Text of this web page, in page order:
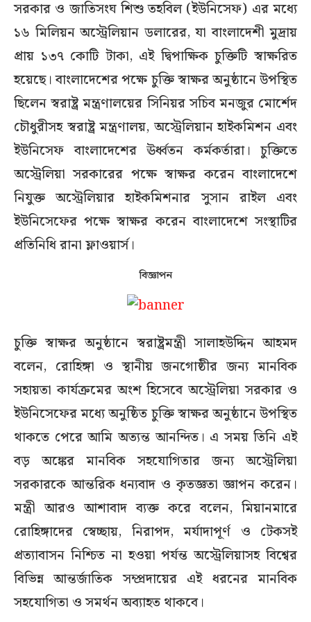
সরকার ও জাতিসংঘ শিশু তহবিল (ইউনিসেফ) এর মধ্যে
১৬ মিলিয়ন অস্ট্রেলিয়ান ডলারের, যা বাংলাদেশী মুদ্রায়
প্রায় ১৩৭ কোটি টাকা, এই দ্বিপাক্ষিক চুক্তিটি স্বাক্ষরিত
হয়েছে। বাংলাদেশের পক্ষে চুক্তি স্বাক্ষর অনুষ্ঠানে উপস্থিত
ছিলেন স্বরাষ্ট্র মন্ত্রণালয়ের সিনিয়র সচিব মনজুর মোর্শেদ
চৌধুরীসহ স্বরাষ্ট্র মন্ত্রণালয়, অস্ট্রেলিয়ান হাইকমিশন এবং
ইউনিসেফ বাংলাদেশের ঊর্ধ্বতন কর্মকর্তারা। চুক্তিতে
অস্ট্রেলিয়া সরকারের পক্ষে স্বাক্ষর করেন বাংলাদেশে
নিযুক্ত অস্ট্রেলিয়ার হাইকমিশনার সুসান রাইল এবং
ইউনিসেফের পক্ষে স্বাক্ষর করেন বাংলাদেশে সংস্থাটির
প্রতিনিধি রানা ফ্লাওয়ার্স।
বিজ্ঞাপন
চুক্তি স্বাক্ষর অনুষ্ঠানে স্বরাষ্ট্রমন্ত্রী সালাহউদ্দিন আহমদ
বলেন, রোহিঙ্গা ও স্থানীয় জনগোষ্ঠীর জন্য মানবিক
সহায়তা কার্যক্রমের অংশ হিসেবে অস্ট্রেলিয়া সরকার ও
ইউনিসেফের মধ্যে অনুষ্ঠিত চুক্তি স্বাক্ষর অনুষ্ঠানে উপস্থিত
থাকতে পেরে আমি অত্যন্ত আনন্দিত। এ সময় তিনি এই
বড় অঙ্কের মানবিক সহযোগিতার জন্য অস্ট্রেলিয়া
সরকারকে আন্তরিক ধন্যবাদ ও কৃতজ্ঞতা জ্ঞাপন করেন।
মন্ত্রী আরও আশাবাদ ব্যক্ত করে বলেন, মিয়ানমারে
রোহিঙ্গাদের স্বেচ্ছায়, নিরাপদ, মর্যাদাপূর্ণ ও টেকসই
প্রত্যাবাসন নিশ্চিত না হওয়া পর্যন্ত অস্ট্রেলিয়াসহ বিশ্বের
বিভিন্ন আন্তর্জাতিক সম্প্রদায়ের এই ধরনের মানবিক
সহযোগিতা ও সমর্থন অব্যাহত থাকবে।